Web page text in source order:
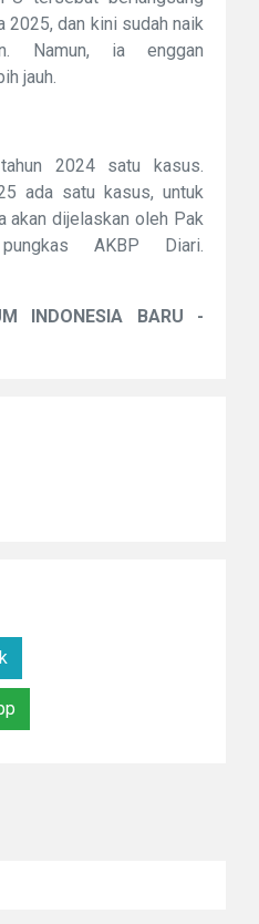
2025, dan kini sudah naik
Namun, ia enggan
jauh.
2024 satu kasus.
ada satu kasus, untuk
akan dijelaskan oleh Pak
AKBP Diari.
INDONESIA BARU -